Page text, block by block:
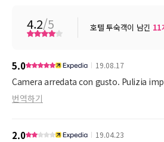
4.2/5 호텔 투숙객이 남긴 11
5.0 19.08.17
Camera arredata con gusto. Pulizia
번역하기
2.0 19.04.23